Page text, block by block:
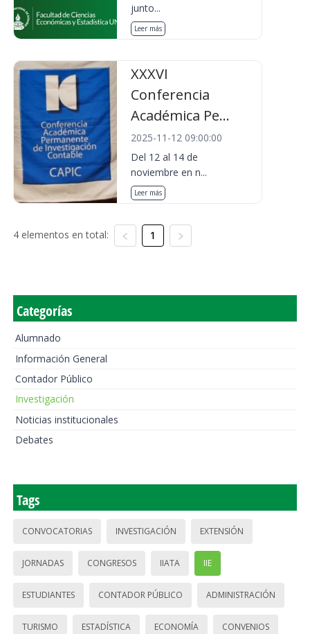
junto...
Leer más
XXXVI
Conferencia
Académica Pe...
2025-11-12 09:00:00
Del 12 al 14 de
noviembre en n...
Leer más
4 elementos en total: 1
Categorías
Alumnado
Información General
Contador Público
Investigación
Noticias institucionales
Debates
Tags
CONVOCATORIAS INVESTIGACIÓN EXTENSIÓN
JORNADAS CONGRESOS IIATA IIE
ESTUDIANTES CONTADOR PÚBLICO ADMINISTRACIÓN
TURISMO ESTADÍSTICA ECONOMÍA CONVENIOS